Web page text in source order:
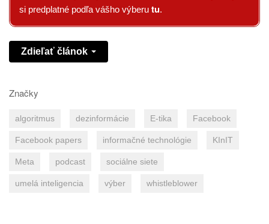
si predplatné podľa vášho výberu tu.
Zdieľať článok
Značky
algoritmus dezinformácie E-tika Facebook
Facebook papers informačné technológie KInIT
Meta podcast sociálne siete
umelá inteligencia výber whistleblower